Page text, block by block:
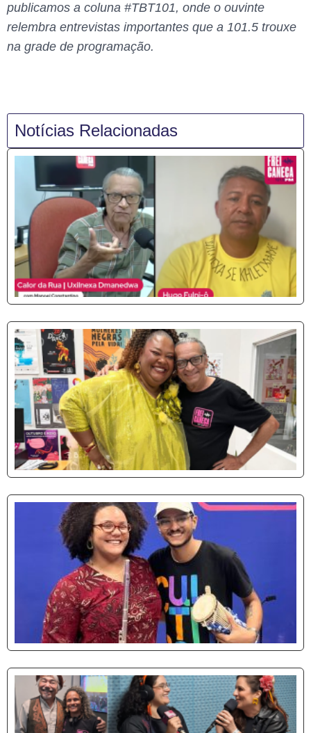
publicamos a coluna #TBT101, onde o ouvinte
relembra entrevistas importantes que a 101.5 trouxe
na grade de programação.
Notícias Relacionadas